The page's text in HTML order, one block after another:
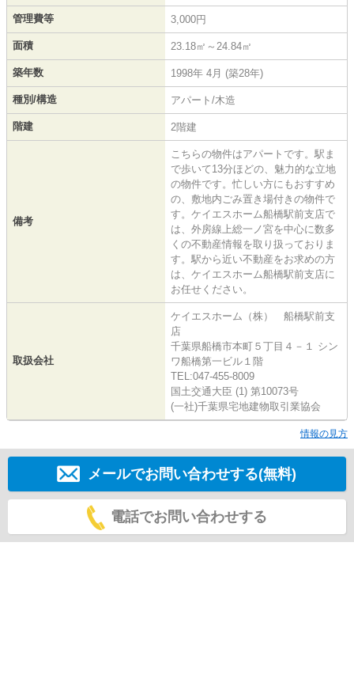
管理費等 3,000円
面積 23.18㎡～24.84㎡
築年数 1998年 4月 (築28年)
種別/構造 アパート/木造
階建 2階建
備考
こちらの物件はアパートです。駅ま
で歩いて13分ほどの、魅力的な立地
の物件です。忙しい方にもおすすめ
の、敷地内ごみ置き場付きの物件で
す。ケイエスホーム船橋駅前支店で
は、外房線上総一ノ宮を中心に数多
くの不動産情報を取り扱っておりま
す。駅から近い不動産をお求めの方
は、ケイエスホーム船橋駅前支店に
お任せください。
取扱会社
ケイエスホーム（株） 船橋駅前支
店
千葉県船橋市本町５丁目４－１ シン
ワ船橋第一ビル１階
TEL:047-455-8009
国土交通大臣 (1) 第10073号
(一社)千葉県宅地建物取引業協会
情報の見方
メールでお問い合わせする(無料)
電話でお問い合わせする